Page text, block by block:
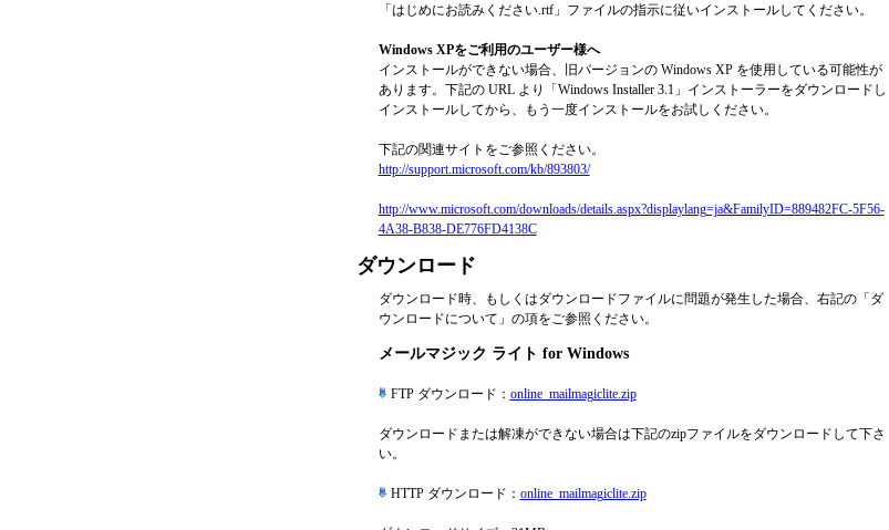
「はじめにお読みください.rtf」ファイルの指示に従いインストールしてください。
Windows XPをご利用のユーザー様へ
インストールができない場合、旧バージョンの Windows XP を使用している可能性が
あります。下記の URL より「Windows Installer 3.1」インストーラーをダウンロードし
インストールしてから、もう一度インストールをお試しください。
下記の関連サイトをご参照ください。
http://support.microsoft.com/kb/893803/
http://www.microsoft.com/downloads/details.aspx?displaylang=ja&FamilyID=889482FC-5F56-
4A38-B838-DE776FD4138C
ダウンロード
ダウンロード時、もしくはダウンロードファイルに問題が発生した場合、右記の「ダ
ウンロードについて」の項をご参照ください。
メールマジック ライト for Windows
FTP ダウンロード： online_mailmagiclite.zip
ダウンロードまたは解凍ができない場合は下記のzipファイルをダウンロードして下さ
い。
HTTP ダウンロード： online_mailmagiclite.zip